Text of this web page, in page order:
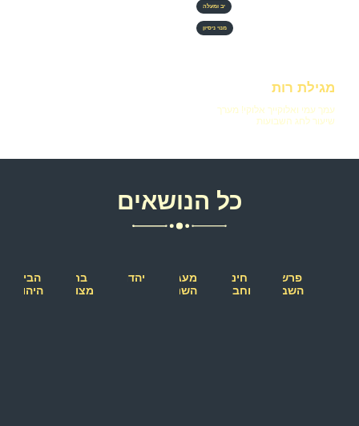
יב ומעלה
מנוי ניסיון
מגילת רות
עמך עמי ואלוקייך אלוקי! מערך
שיעור לחג השבועות
כל הנושאים
פרשת
השבוע
חינוך
וחברה
מעגל
השנה
יהדות
בת
מצווה
הבית
היהודי